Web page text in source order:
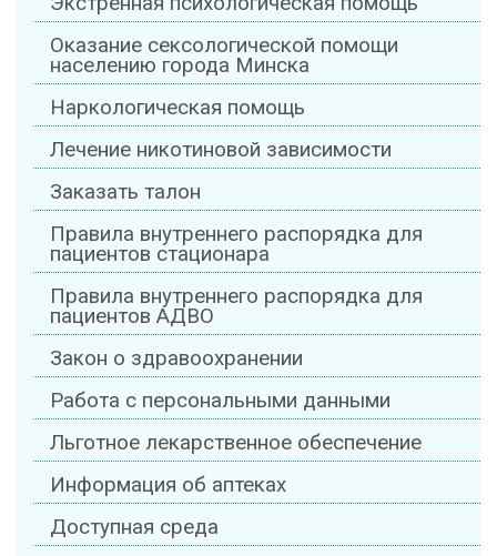
Оказание сексологической помощи
населению города Минска
Наркологическая помощь
Лечение никотиновой зависимости
Заказать талон
Правила внутреннего распорядка для
пациентов стационара
Правила внутреннего распорядка для
пациентов АДВО
Закон о здравоохранении
Работа с персональными данными
Льготное лекарственное обеспечение
Информация об аптеках
Доступная среда